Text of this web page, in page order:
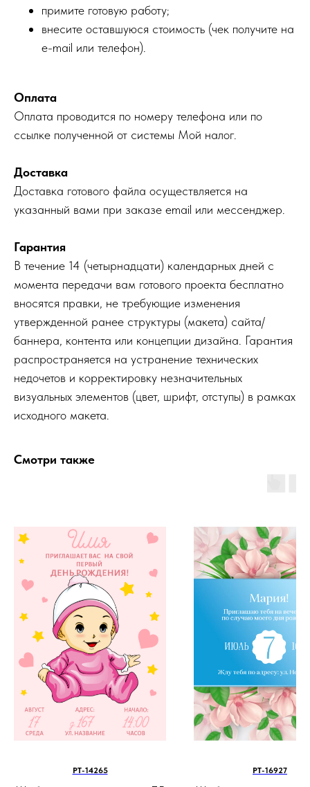
примите готовую работу;
внесите оставшуюся стоимость (чек получите на
e-mail или телефон).
Оплата
Оплата проводится по номеру телефона или по
ссылке полученной от системы Мой налог.
Доставка
Доставка готового файла осуществляется на
указанный вами при заказе email или мессенджер.
Гарантия
В течение 14 (четырнадцати) календарных дней с
момента передачи вам готового проекта бесплатно
вносятся правки, не требующие изменения
утвержденной ранее структуры (макета) сайта/
баннера, контента или концепции дизайна. Гарантия
распространяется на устранение технических
недочетов и корректировку незначительных
визуальных элементов (цвет, шрифт, отступы) в рамках
исходного макета.
Смотри также
PT-14265 PT-16927